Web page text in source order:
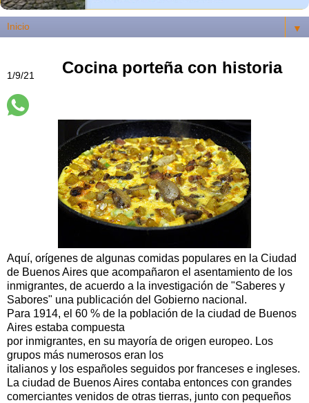
▼
1/9/21 Cocina porteña con historia
Aquí, orígenes de algunas comidas populares en la Ciudad
de Buenos Aires que acompañaron el asentamiento de los
inmigrantes, de acuerdo a la investigación de "Saberes y
Sabores" una publicación del Gobierno nacional.
Para 1914, el 60 % de la población de la ciudad de Buenos
Aires estaba compuesta
por inmigrantes, en su mayoría de origen europeo. Los
grupos más numerosos eran los
italianos y los españoles seguidos por franceses e ingleses.
La ciudad de Buenos Aires contaba entonces con grandes
comerciantes venidos de otras tierras, junto con pequeños